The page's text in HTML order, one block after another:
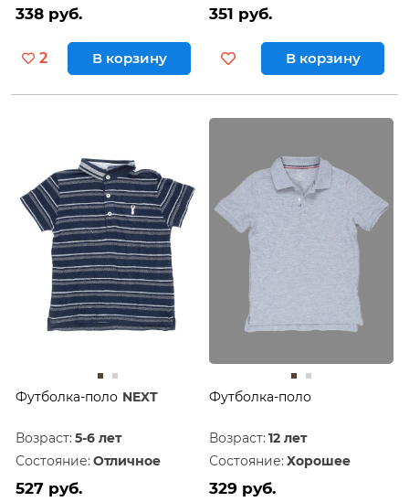
338 руб.
2 В корзину
351 руб.
В корзину
Футболка-поло NEXT
Возраст: 5-6 лет
Состояние: Отличное
527 руб.
Футболка-поло
Возраст: 12 лет
Состояние: Хорошее
329 руб.